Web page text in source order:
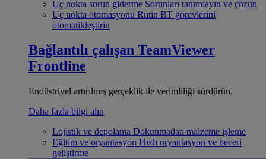
Uç nokta sorun giderme Sorunları tanımlayın ve çözün
Uç nokta otomasyonu Rutin BT görevlerini
otomatikleştirin
Bağlantılı çalışan TeamViewer
Frontline
Endüstriyel artırılmış gerçeklik ile verimliliği sürdürün.
Daha fazla bilgi alın
Lojistik ve depolama Dokunmadan malzeme işleme
Eğitim ve oryantasyon Hızlı oryantasyon ve beceri
geliştirme